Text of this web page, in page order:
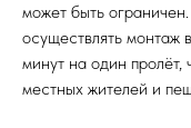
может быть
осуществлять монтаж
минут на один пролёт,
местных жителей и